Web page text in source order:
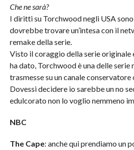
Che ne sarà?
I diritti su Torchwood negli USA
dovrebbe trovare un’intesa con il
remake della serie.
Visto il coraggio della serie originale
ha dato, Torchwood è una delle serie
trasmesse su un canale conservatore
Dovessi decidere io sarebbe un no
edulcorato non lo voglio nemmeno
NBC
The Cape: anche qui prendiamo un